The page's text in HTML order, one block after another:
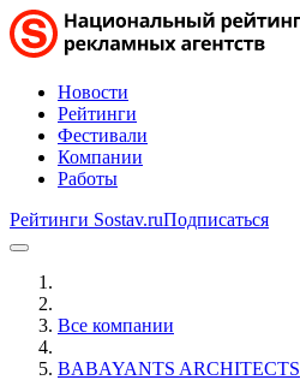
Новости
Рейтинги
Фестивали
Компании
Работы
Рейтинги Sostav.ruПодписаться
Все компании
BABAYANTS ARCHITECTS